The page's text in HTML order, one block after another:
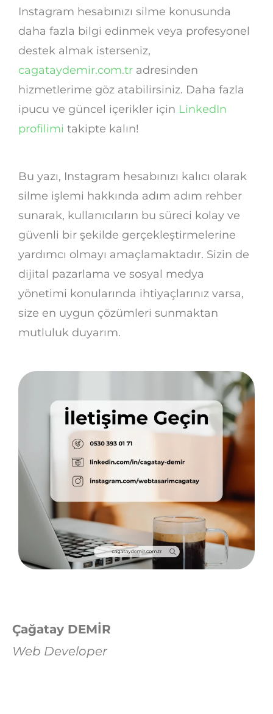
Instagram hesabınızı silme konusunda
daha fazla bilgi edinmek veya profesyonel
destek almak isterseniz,
cagataydemir.com.tr adresinden
hizmetlerime göz atabilirsiniz. Daha fazla
ipucu ve güncel içerikler için LinkedIn
profilimi takipte kalın!
Bu yazı, Instagram hesabınızı kalıcı olarak
silme işlemi hakkında adım adım rehber
sunarak, kullanıcıların bu süreci kolay ve
güvenli bir şekilde gerçekleştirmelerine
yardımcı olmayı amaçlamaktadır. Sizin de
dijital pazarlama ve sosyal medya
yönetimi konularında ihtiyaçlarınız varsa,
size en uygun çözümleri sunmaktan
mutluluk duyarım.
Çağatay DEMİR
Web Developer